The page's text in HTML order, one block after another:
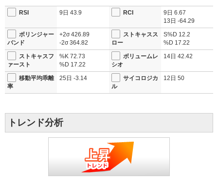
RSI 9日 43.9 RCI 9日 6.67
13日 -64.29
ボリンジャー
バンド
+2σ426.89
-2σ364.82
ストキャスス
ロー
S%D 12.2
%D 17.22
ストキャスフ
ァースト
%K 72.73
%D 17.22
ボリュームレ
シオ
14日 42.42
移動平均乖離
率
25日 -3.14
サイコロジカ
ル
12日 50
トレンド分析